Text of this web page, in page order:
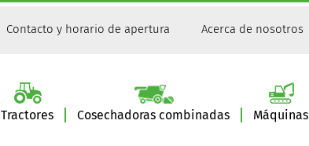
Contacto y horario de apertura Acerca de nosotros
Tractores Cosechadoras combinadas Máquinas